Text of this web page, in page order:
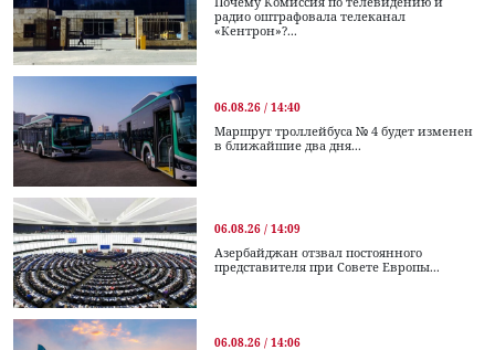
радио оштрафовала телеканал
«Кентрон»?...
06.08.26 / 14:40
Маршрут троллейбуса № 4 будет изменен
в ближайшие два дня...
06.08.26 / 14:09
Азербайджан отзвал постоянного
представителя при Совете Европы...
06.08.26 / 14:06